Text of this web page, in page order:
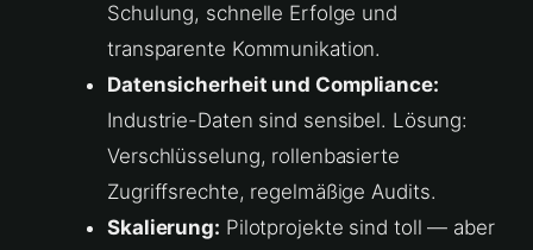
Schulung, schnelle Erfolge und
transparente Kommunikation.
Datensicherheit und Compliance:
Industrie-Daten sind sensibel. Lösung:
Verschlüsselung, rollenbasierte
Zugriffsrechte, regelmäßige Audits.
Skalierung: Pilotprojekte sind toll — aber